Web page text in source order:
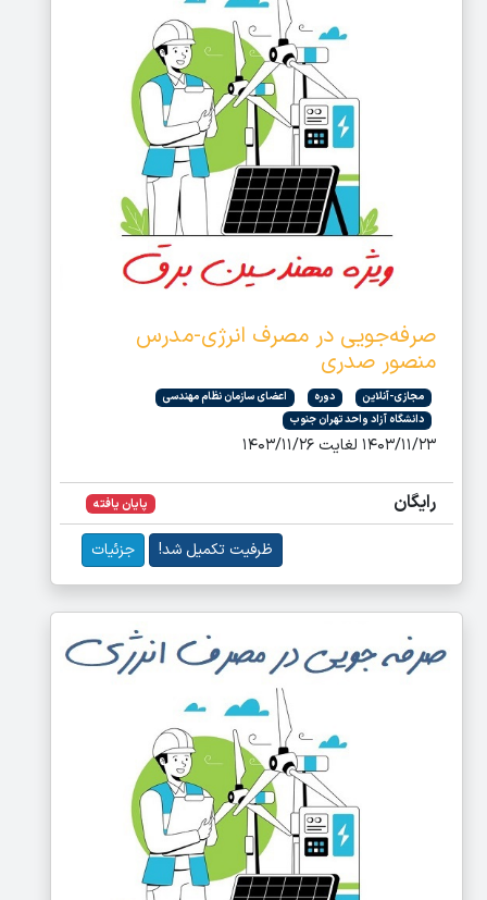
صرفه‌جویی در مصرف انرژی-مدرس
منصور صدری
مجازی-آنلاین دوره
اعضای سازمان نظام مهندسی
دانشگاه آزاد واحد تهران جنوب
۱۴۰۳/۱۱/۲۳ لغایت ۱۴۰۳/۱۱/۲۶
رایگان پایان یافته
ظرفیت تکمیل شد! جزئیات